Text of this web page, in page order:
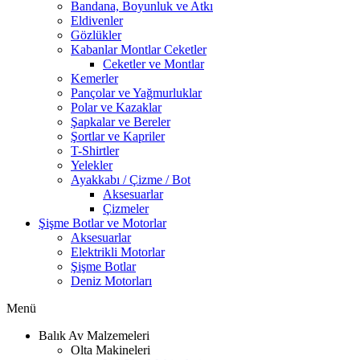
Bandana, Boyunluk ve Atkı
Eldivenler
Gözlükler
Kabanlar Montlar Ceketler
Ceketler ve Montlar
Kemerler
Pançolar ve Yağmurluklar
Polar ve Kazaklar
Şapkalar ve Bereler
Şortlar ve Kapriler
T-Shirtler
Yelekler
Ayakkabı / Çizme / Bot
Aksesuarlar
Çizmeler
Şişme Botlar ve Motorlar
Aksesuarlar
Elektrikli Motorlar
Şişme Botlar
Deniz Motorları
Menü
Balık Av Malzemeleri
Olta Makineleri